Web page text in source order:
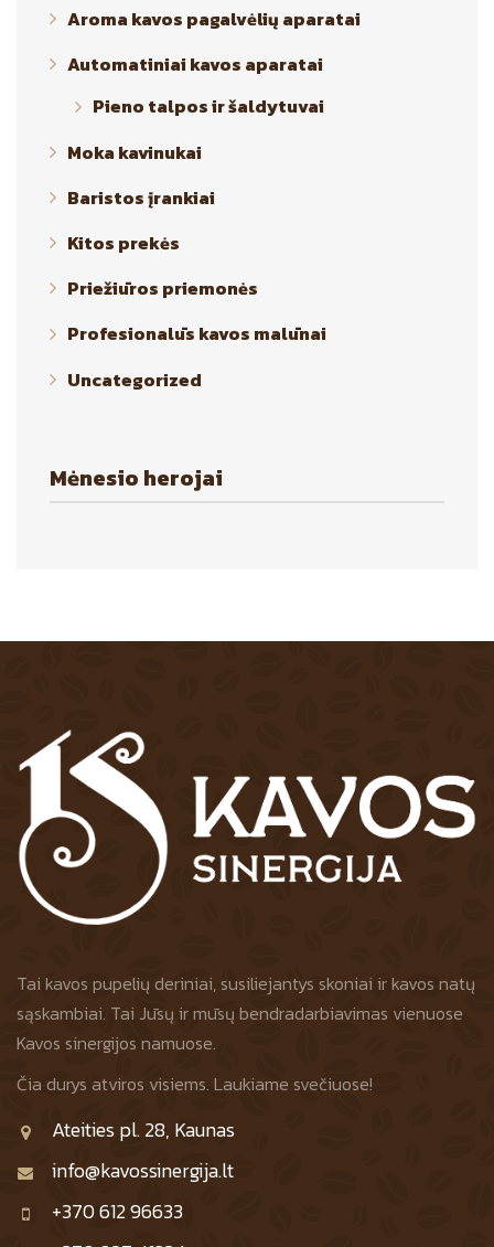
Aroma kavos pagalvėlių aparatai
Automatiniai kavos aparatai
Pieno talpos ir šaldytuvai
Moka kavinukai
Baristos įrankiai
Kitos prekės
Priežiūros priemonės
Profesionalūs kavos malūnai
Uncategorized
Mėnesio herojai
Tai kavos pupelių deriniai, susiliejantys skoniai ir kavos natų
sąskambiai. Tai Jūsų ir mūsų bendradarbiavimas vienuose
Kavos sinergijos namuose.
Čia durys atviros visiems. Laukiame svečiuose!
Ateities pl. 28, Kaunas
info@kavossinergija.lt
+370 612 96633